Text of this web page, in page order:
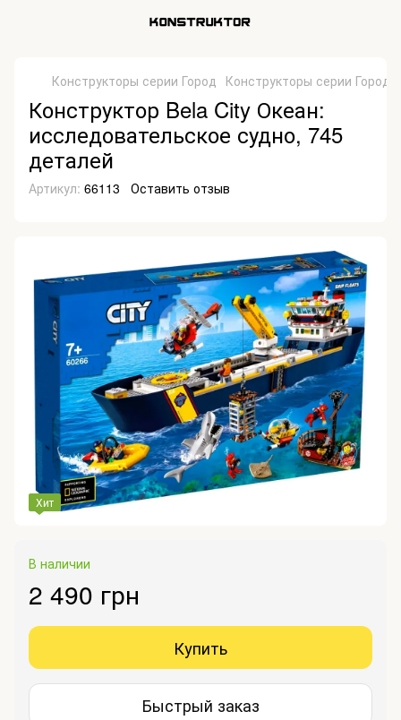
Конструкторы серии Город Конструкторы серии Город
Конструктор Bela City Океан:
исследовательское судно, 745
деталей
Артикул: 66113 Оставить отзыв
Хит
В наличии
2 490 грн
Купить
Быстрый заказ